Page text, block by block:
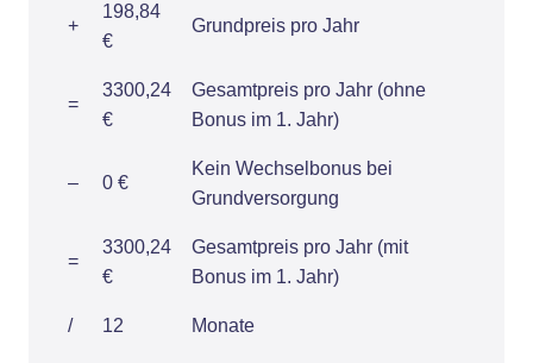
+
198,84
€
Grundpreis pro Jahr
=
3300,24
€
Gesamtpreis pro Jahr (ohne
Bonus im 1. Jahr)
– 0 €
Kein Wechselbonus bei
Grundversorgung
=
3300,24
€
Gesamtpreis pro Jahr (mit
Bonus im 1. Jahr)
/ 12 Monate